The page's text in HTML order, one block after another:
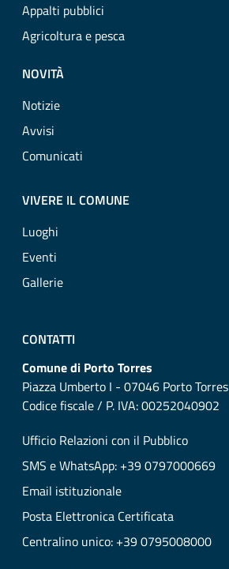
Appalti pubblici
Agricoltura e pesca
NOVITÀ
Notizie
Avvisi
Comunicati
VIVERE IL COMUNE
Luoghi
Eventi
Gallerie
CONTATTI
Comune di Porto Torres
Piazza Umberto I - 07046 Porto Torres
Codice fiscale / P. IVA: 00252040902
Ufficio Relazioni con il Pubblico
SMS e WhatsApp: +39 0797000669
Email istituzionale
Posta Elettronica Certificata
Centralino unico: +39 0795008000